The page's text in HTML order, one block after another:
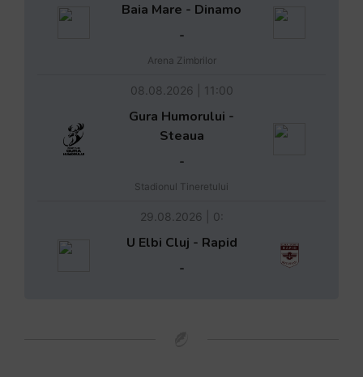
Baia Mare - Dinamo
-
Arena Zimbrilor
08.08.2026 | 11:00
Gura Humorului -
Steaua
-
Stadionul Tineretului
29.08.2026 | 0:
U Elbi Cluj - Rapid
-